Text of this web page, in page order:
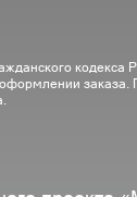
кодекса
заказа.